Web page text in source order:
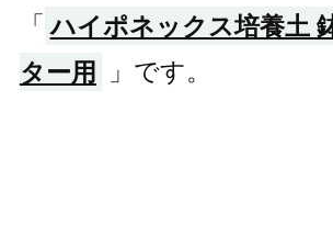
「 ハイポネックス培養土
ター用
」です。